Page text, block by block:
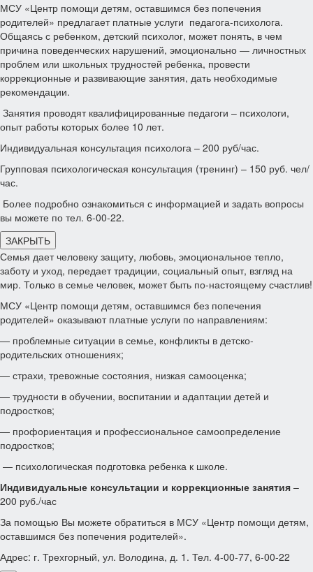
МСУ «Центр помощи детям, оставшимся без попечения
родителей» предлагает платные услуги педагога-психолога.
Общаясь с ребенком, детский психолог, может понять, в чем
причина поведенческих нарушений, эмоционально — личностных
проблем или школьных трудностей ребенка, провести
коррекционные и развивающие занятия, дать необходимые
рекомендации.
Занятия проводят квалифицированные педагоги – психологи,
опыт работы которых более 10 лет.
Индивидуальная консультация психолога – 200 руб/час.
Групповая психологическая консультация (тренинг) – 150 руб. чел/
час.
Более подробно ознакомиться с информацией и задать вопросы
вы можете по тел. 6-00-22.
ЗАКРЫТЬ
Семья дает человеку защиту, любовь, эмоциональное тепло,
заботу и уход, передает традиции, социальный опыт, взгляд на
мир. Только в семье человек, может быть по-настоящему счастлив!
МСУ «Центр помощи детям, оставшимся без попечения
родителей» оказывают платные услуги по направлениям:
— проблемные ситуации в семье, конфликты в детско-
родительских отношениях;
— страхи, тревожные состояния, низкая самооценка;
— трудности в обучении, воспитании и адаптации детей и
подростков;
— профориентация и профессиональное самоопределение
подростков;
— психологическая подготовка ребенка к школе.
Индивидуальные консультации и коррекционные занятия –
200 руб./час
За помощью Вы можете обратиться в МСУ «Центр помощи детям,
оставшимся без попечения родителей».
Адрес: г. Трехгорный, ул. Володина, д. 1. Тел. 4-00-77, 6-00-22